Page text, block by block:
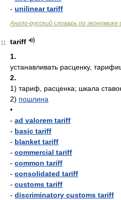
- unilinear tariff
Англо-русский словарь по
11
tariff
1.
устанавливать расценку,
2.
1) тариф, расценка; шкала
2) пошлина
•
- ad valorem tariff
- basic tariff
- blanket tariff
- commercial tariff
- common tariff
- consolidated tariff
- customs tariff
- discriminatory customs tariff